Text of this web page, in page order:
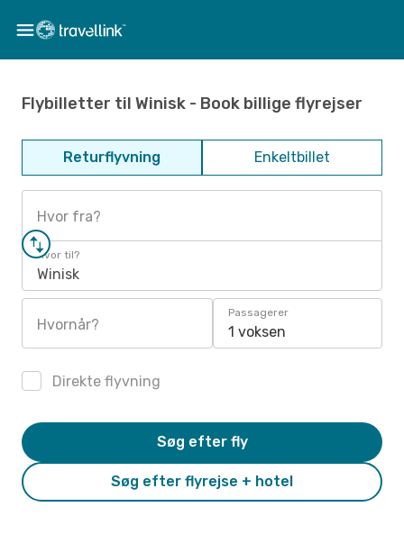
Flybilletter til Winisk - Book billige flyrejser
Returflyvning Enkeltbillet
Hvor fra?
Hvor til?
Winisk
Hvornår?
Passagerer
1 voksen
Direkte flyvning
Søg efter flyrejse + hotel
Søg efter fly